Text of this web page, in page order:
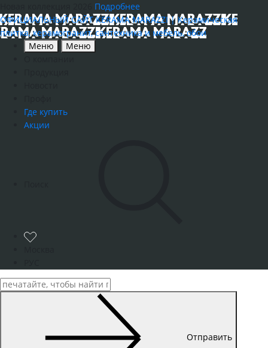
Подробнее
ОФИЦИАЛЬНЫЙ САЙТ KERAMA MARAZZI | Керамическая
плитка, керамогранит, сантехника и мебель, обои
Меню
Меню
Где купить
Акции
Отправить